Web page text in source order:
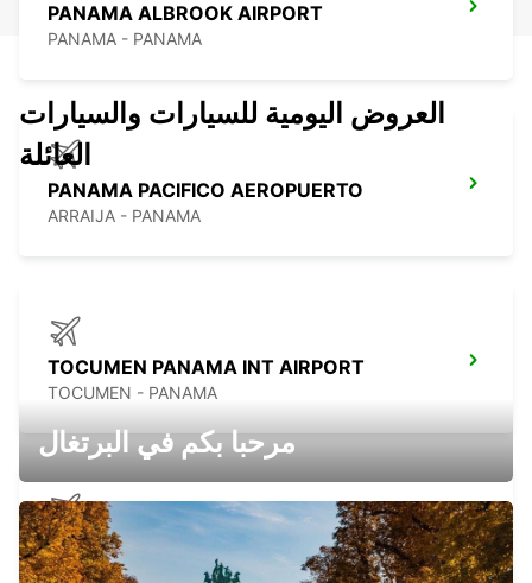
PANAMA ALBROOK AIRPORT
PANAMA - PANAMA
PANAMA PACIFICO AEROPUERTO
ARRAIJA - PANAMA
TOCUMEN PANAMA INT AIRPORT
TOCUMEN - PANAMA
DAVID CHIRIQUI ENRIQUE MALEK APT
DAVID - PANAMA
العروض اليومية للسيارات والسيارات
العائلة
مرحبا بكم في البرتغال